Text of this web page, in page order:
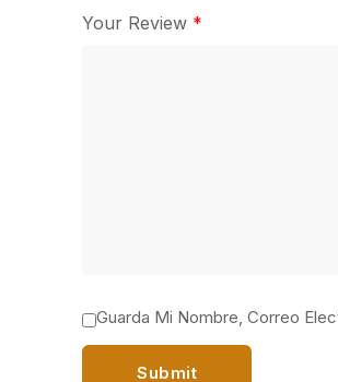
Your Review *
Guarda Mi Nombre, Correo